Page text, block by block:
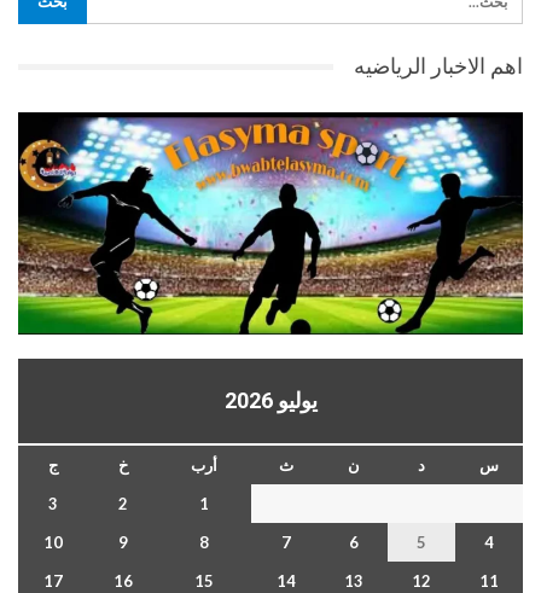
اهم الاخبار الرياضيه
يوليو 2026
س د ن ث أرب خ
ج
1
2
3
4
5
6
7
8
9
10
11
12
13
14
15
16
17